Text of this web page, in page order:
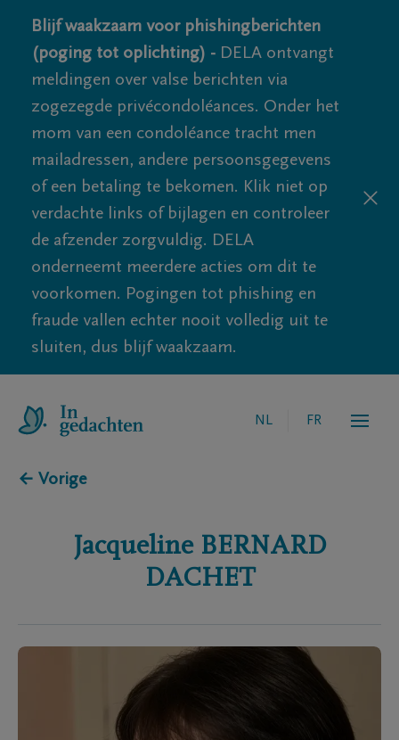
Blijf waakzaam voor phishingberichten
(poging tot oplichting) - DELA ontvangt
meldingen over valse berichten via
zogezegde privécondoléances. Onder het
mom van een condoléance tracht men
mailadressen, andere persoonsgegevens
of een betaling te bekomen. Klik niet op
verdachte links of bijlagen en controleer
de afzender zorgvuldig. DELA
onderneemt meerdere acties om dit te
voorkomen. Pogingen tot phishing en
fraude vallen echter nooit volledig uit te
sluiten, dus blijf waakzaam.
NL FR
← Vorige
Jacqueline BERNARD
DACHET